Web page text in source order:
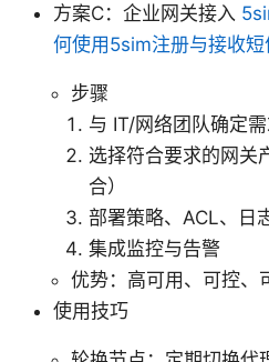
方案C：企业网关接入
何使用5sim注册与接收短
步骤
与 IT/网络团队确定
选择符合要求的网关
合）
部署策略、ACL、日
集成监控与告警
优势：高可用、可控、
使用技巧